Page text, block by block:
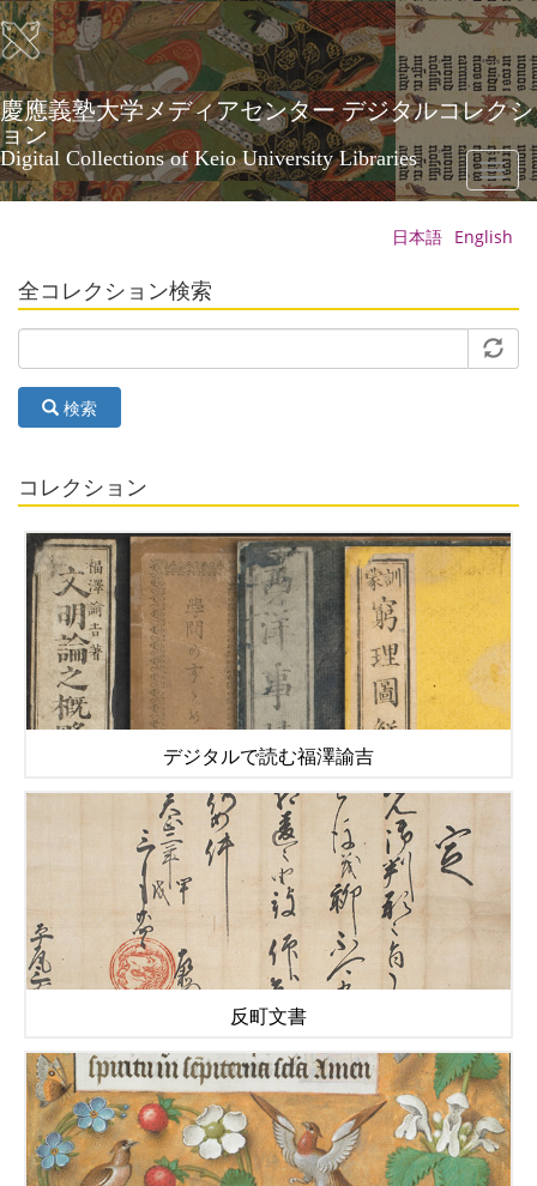
メ
イ
ン
コ
ン
テ
ン
ツ
に
慶應義塾大学メディアセンター デジタルコレクシ
ョン
Digital Collections of Keio University Libraries
Toggle
日本語 English
全コレクション検索
検索
コレクション
デジタルで読む福澤諭吉
反町文書